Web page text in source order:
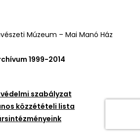
Múzeum – Mai Manó Ház
1999-2014
szabályzat
közzétételi lista